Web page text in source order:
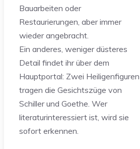
Bauarbeiten oder
Restaurierungen, aber immer
wieder angebracht.
Ein anderes, weniger düsteres
Detail findet ihr über dem
Hauptportal: Zwei Heiligenfiguren
tragen die Gesichtszüge von
Schiller und Goethe. Wer
literaturinteressiert ist, wird sie
sofort erkennen.